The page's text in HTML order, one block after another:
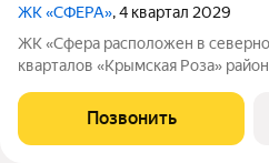
ЖК «СФЕРА», 4 квартал 2029
ЖК «Сфера расположен в
кварталов «Крымская Роза» района, который формируется как
«Сфера» состоит из восьми
Выбор для тех, кто смотрит
Позвонить